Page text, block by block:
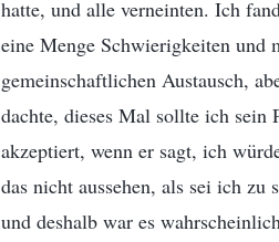
hatte, und alle verneinten. Ich
eine Menge Schwierigkeiten und
gemeinschaftlichen Austausch,
dachte, dieses Mal sollte ich sein
akzeptiert, wenn er sagt, ich
das nicht aussehen, als sei ich
und deshalb war es